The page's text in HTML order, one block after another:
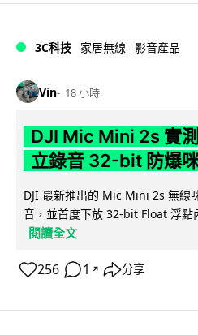
3C科技 家居無線 影音產品
Vin 18 小時
DJI Mic Mini 2s 實
立錄音 32-bit 防爆
DJI 最新推出的 Mic Mini 2s 無線
音，並首度下放 32-bit Float 浮點
閱讀全文
256 1 ↗ 分享